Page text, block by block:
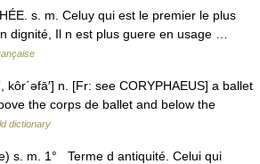
s. m. Celuy qui est le premier le plus
dignité, Il n est plus guere en usage …
kôr΄əfā′] n. [Fr: see CORYPHAEUS] a ballet
the corps de ballet and below the
dictionary
s. m. 1° Terme d antiquité. Celui qui